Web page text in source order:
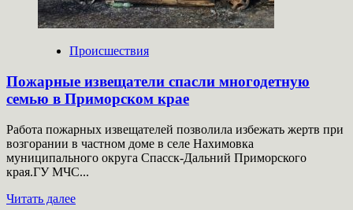
Происшествия
Пожарные извещатели спасли многодетную
семью в Приморском крае
Работа пожарных извещателей позволила избежать жертв при
возгорании в частном доме в селе Нахимовка
муниципального округа Спасск-Дальний Приморского
края.ГУ МЧС...
Читать далееПрочитать